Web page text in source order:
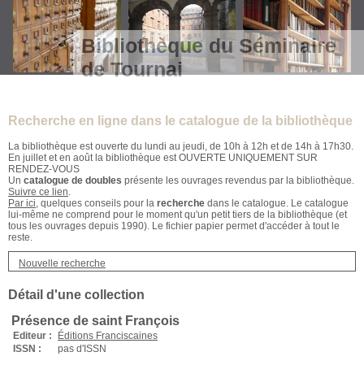
Bibliothèque du Séminaire
de Tournai
Recherche en ligne dans le catalogue de la bibliothèque
La bibliothèque est ouverte du lundi au jeudi, de 10h à 12h et de 14h à 17h30.
En juillet et en août la bibliothèque est OUVERTE UNIQUEMENT SUR
RENDEZ-VOUS
Un catalogue de doubles présente les ouvrages revendus par la bibliothèque.
Suivre ce lien.
Par ici, quelques conseils pour la recherche dans le catalogue. Le catalogue
lui-même ne comprend pour le moment qu'un petit tiers de la bibliothèque (et
tous les ouvrages depuis 1990). Le fichier papier permet d'accéder à tout le
reste.
Nouvelle recherche
Détail d'une collection
Présence de saint François
Editeur :
Éditions Franciscaines
ISSN :
pas d'ISSN